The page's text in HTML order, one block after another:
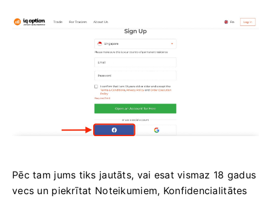
Pēc tam jums tiks jautāts, vai esat vismaz 18 gadus
vecs un piekrītat Noteikumiem, Konfidencialitātes